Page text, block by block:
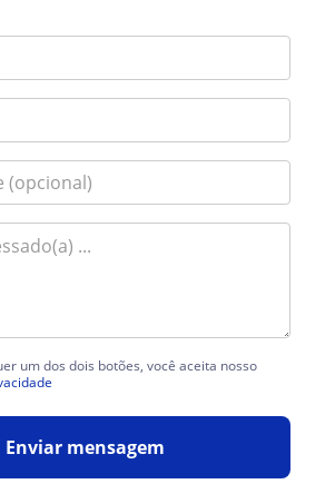
um dos dois botões, você aceita nosso
Enviar mensagem